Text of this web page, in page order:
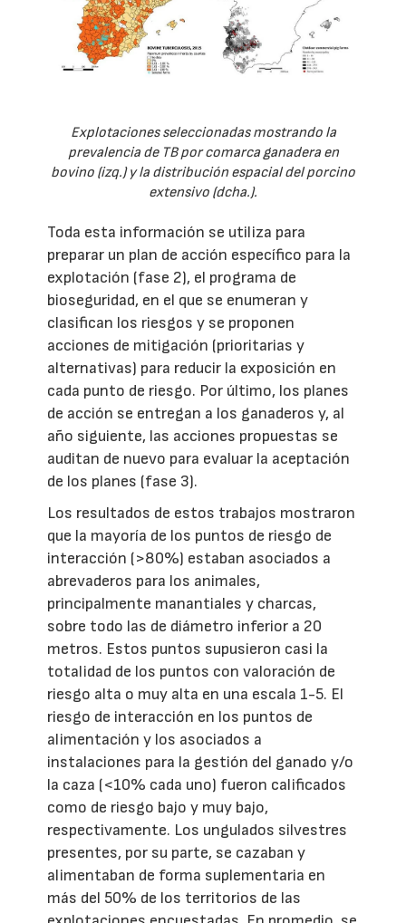
Explotaciones seleccionadas mostrando la
prevalencia de TB por comarca ganadera en
bovino (izq.) y la distribución espacial del porcino
extensivo (dcha.).
Toda esta información se utiliza para
preparar un plan de acción específico para la
explotación (fase 2), el programa de
bioseguridad, en el que se enumeran y
clasifican los riesgos y se proponen
acciones de mitigación (prioritarias y
alternativas) para reducir la exposición en
cada punto de riesgo. Por último, los planes
de acción se entregan a los ganaderos y, al
año siguiente, las acciones propuestas se
auditan de nuevo para evaluar la aceptación
de los planes (fase 3).
Los resultados de estos trabajos mostraron
que la mayoría de los puntos de riesgo de
interacción (>80%) estaban asociados a
abrevaderos para los animales,
principalmente manantiales y charcas,
sobre todo las de diámetro inferior a 20
metros. Estos puntos supusieron casi la
totalidad de los puntos con valoración de
riesgo alta o muy alta en una escala 1-5. El
riesgo de interacción en los puntos de
alimentación y los asociados a
instalaciones para la gestión del ganado y/o
la caza (<10% cada uno) fueron calificados
como de riesgo bajo y muy bajo,
respectivamente. Los ungulados silvestres
presentes, por su parte, se cazaban y
alimentaban de forma suplementaria en
más del 50% de los territorios de las